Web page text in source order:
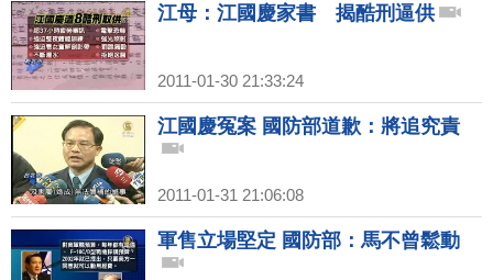
江母：江國慶家書 揭酷刑逼供
2011-01-30 21:33:24
江國慶冤案 國防部道歉：將追究責
2011-01-31 21:06:08
軍售立場堅定 國防部：馬不曾鬆動